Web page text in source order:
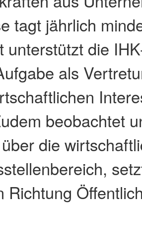
tagt jährlich
unterstützt die
als
beobachtet
die
Richtung